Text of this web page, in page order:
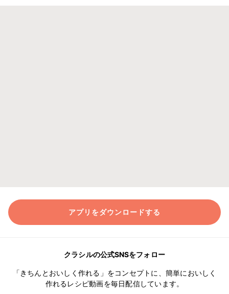
アプリをダウンロードする
クラシルの公式SNSをフォロー
「きちんとおいしく作れる」をコンセプトに、簡単においしく
作れるレシピ動画を毎日配信しています。